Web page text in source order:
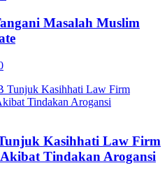
Masalah Muslim
Kasihhati Law Firm
Tindakan Arogansi